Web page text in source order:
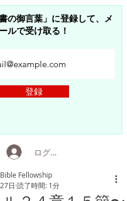
の御言葉」に登録して、メ
ールで受け取る！
登録
ログイン
Fellowship
日 読了時間: 1分